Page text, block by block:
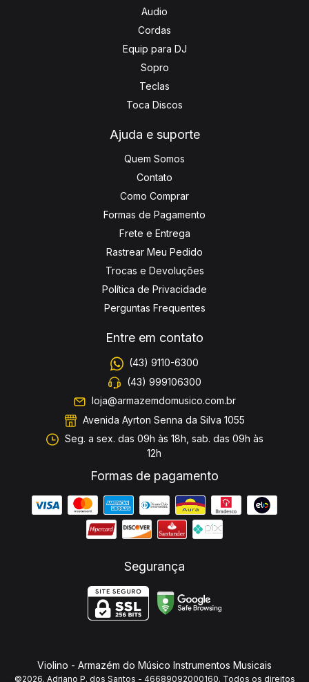
Audio
Cordas
Equip para DJ
Sopro
Teclas
Toca Discos
Ajuda e suporte
Quem Somos
Contato
Como Comprar
Formas de Pagamento
Frete e Entrega
Rastrear Meu Pedido
Trocas e Devoluções
Política de Privacidade
Perguntas Frequentes
Entre em contato
(43) 9110-6300
(43) 999106300
loja@armazemdomusico.com.br
Avenida Ayrton Senna da Silva 1055
Seg. a sex. das 09h às 18h, sab. das 09h às
12h
Formas de pagamento
Segurança
Violino - Armazém do Músico Instrumentos Musicais
©2026. Adriano P. dos Santos - 46689092000160. Todos os direitos